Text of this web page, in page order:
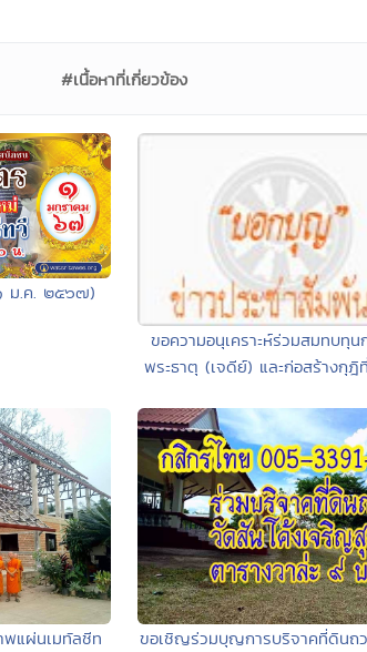
#เนื้อหาที่เกี่ยวข้อง
ม.ค. ๒๕๖๗)
ขอความอนุเคราะห์ร่วมสมทบทุน
พระธาตุ (เจดีย์) และก่อสร้างกุ
แผ่นเมทัลชีท
ขอเชิญร่วมบุญการบริจาคที่ดินถ